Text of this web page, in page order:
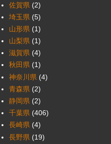
佐賀県 (2)
埼玉県 (5)
山形県 (1)
山梨県 (1)
滋賀県 (4)
秋田県 (1)
神奈川県 (4)
青森県 (2)
静岡県 (2)
千葉県 (406)
長崎県 (4)
長野県 (19)